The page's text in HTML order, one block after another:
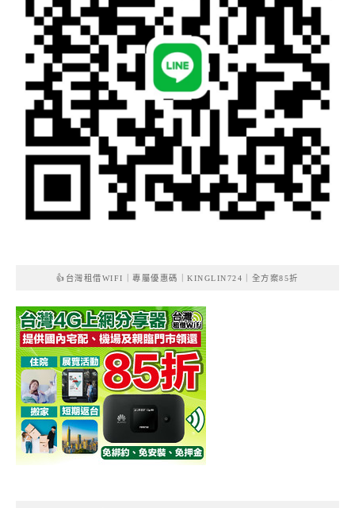
👍台灣租借WIFI｜專屬優惠碼｜KINGLIN724｜全方案85折